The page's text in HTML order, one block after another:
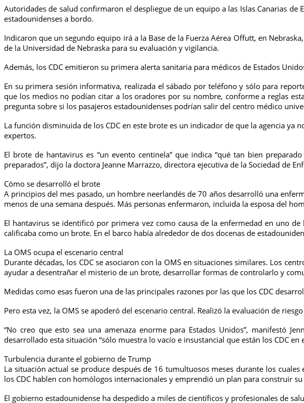
Autoridades de salud confirmaron el despliegue de un equipo a las Islas Canarias
estadounidenses a bordo.
Indicaron que un segundo equipo irá a la Base de la Fuerza Aérea Offutt, en
de la Universidad de Nebraska para su evaluación y vigilancia.
Además, los CDC emitieron su primera alerta sanitaria para médicos de Estados
En su primera sesión informativa, realizada el sábado por teléfono y sólo para
que los medios no podían citar a los oradores por su nombre, conforme a reglas
pregunta sobre si los pasajeros estadounidenses podrían salir del centro médico
La función disminuida de los CDC en este brote es un indicador de que la agencia
expertos.
El brote de hantavirus es “un evento centinela” que indica “qué tan bien
preparados”, dijo la doctora Jeanne Marrazzo, directora ejecutiva de la Sociedad de
Cómo se desarrolló el brote
A principios del mes pasado, un hombre neerlandés de 70 años desarrolló una
menos de una semana después. Más personas enfermaron, incluida la esposa del
El hantavirus se identificó por primera vez como causa de la enfermedad en uno
calificaba como un brote. En el barco había alrededor de dos docenas de
La OMS ocupa el escenario central
Durante décadas, los CDC se asociaron con la OMS en situaciones similares. Los
ayudar a desentrañar el misterio de un brote, desarrollar formas de controlarlo y
Medidas como esas fueron una de las principales razones por las que los CDC
Pero esta vez, la OMS se apoderó del escenario central. Realizó la evaluación de
“No creo que esto sea una amenaza enorme para Estados Unidos”, manifestó
desarrollado esta situación “sólo muestra lo vacío e insustancial que están los CDC en
Turbulencia durante el gobierno de Trump
La situación actual se produce después de 16 tumultuosos meses durante los
los CDC hablen con homólogos internacionales y emprendió un plan para construir
El gobierno estadounidense ha despedido a miles de científicos y profesionales de